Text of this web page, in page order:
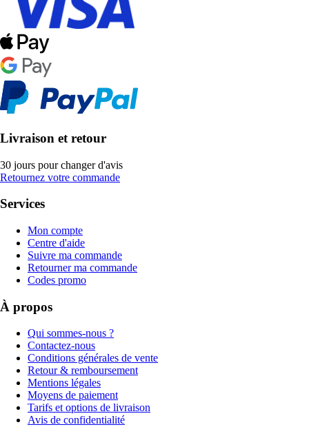
Livraison et retour
30 jours pour changer d'avis
Retournez votre commande
Services
Mon compte
Centre d'aide
Suivre ma commande
Retourner ma commande
Codes promo
À propos
Qui sommes-nous ?
Contactez-nous
Conditions générales de vente
Retour & remboursement
Mentions légales
Moyens de paiement
Tarifs et options de livraison
Avis de confidentialité